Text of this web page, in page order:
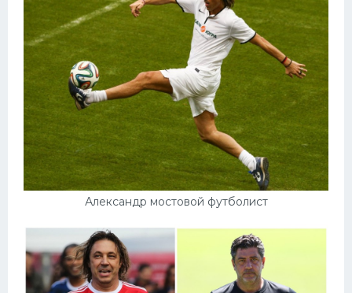
Александр мостовой футболист